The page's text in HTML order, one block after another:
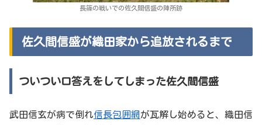
長篠の戦いでの佐久間信盛の陣所跡
佐久間信盛が織田家から追放されるまで
ついつい口答えをしてしまった佐久間信盛
武田信玄が病で倒れ信長包囲網 が瓦解し始めると、織田信